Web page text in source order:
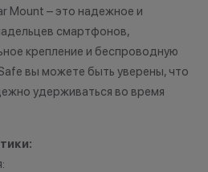
Dyson и
право отказать
договора
обоснованные
•Организатор
Mount – это надежное и
смартфонов,
крепление и беспроводную
вы можете быть уверены, что
удерживаться во время